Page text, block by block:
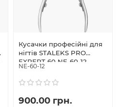
Кусачки професійні для
нігтів STALEKS PRO
EXPERT 60 NE-60-12
NE-60-12
900.00 грн.